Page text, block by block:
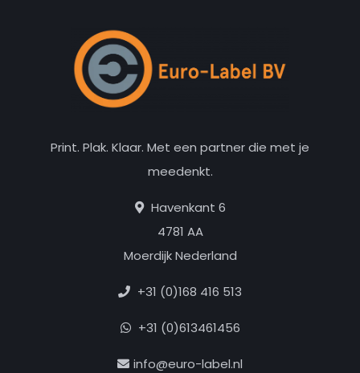
Print. Plak. Klaar. Met een partner die met je
meedenkt.
Havenkant 6
4781 AA
Moerdijk Nederland
+31 (0)168 416 513
+31 (0)613461456
info@euro-label.nl